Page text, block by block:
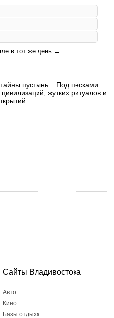
в тот же день →
пустынь... Под песками
жутких ритуалов и
Сайты Владивостока
Авто
Кино
Базы отдыха